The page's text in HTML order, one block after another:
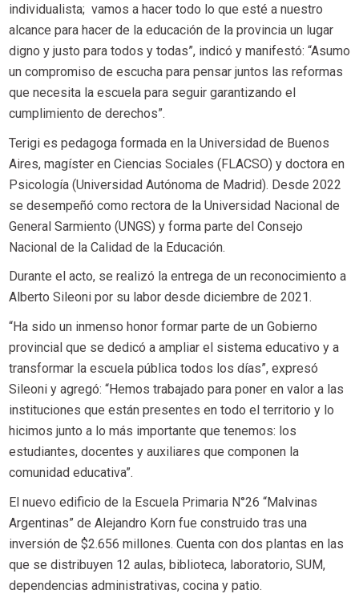
individualista; vamos a hacer todo lo que esté a nuestro
alcance para hacer de la educación de la provincia un lugar
digno y justo para todos y todas”, indicó y manifestó: “Asumo
un compromiso de escucha para pensar juntos las reformas
que necesita la escuela para seguir garantizando el
cumplimiento de derechos”.
Terigi es pedagoga formada en la Universidad de Buenos
Aires, magíster en Ciencias Sociales (FLACSO) y doctora en
Psicología (Universidad Autónoma de Madrid). Desde 2022
se desempeñó como rectora de la Universidad Nacional de
General Sarmiento (UNGS) y forma parte del Consejo
Nacional de la Calidad de la Educación.
Durante el acto, se realizó la entrega de un reconocimiento a
Alberto Sileoni por su labor desde diciembre de 2021.
“Ha sido un inmenso honor formar parte de un Gobierno
provincial que se dedicó a ampliar el sistema educativo y a
transformar la escuela pública todos los días”, expresó
Sileoni y agregó: “Hemos trabajado para poner en valor a las
instituciones que están presentes en todo el territorio y lo
hicimos junto a lo más importante que tenemos: los
estudiantes, docentes y auxiliares que componen la
comunidad educativa”.
El nuevo edificio de la Escuela Primaria N°26 “Malvinas
Argentinas” de Alejandro Korn fue construido tras una
inversión de $2.656 millones. Cuenta con dos plantas en las
que se distribuyen 12 aulas, biblioteca, laboratorio, SUM,
dependencias administrativas, cocina y patio.